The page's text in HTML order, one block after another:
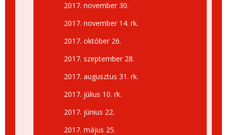
2017. november 30.
2017. november 14. rk.
2017. október 26.
2017. szeptember 28.
2017. augusztus 31. rk.
2017. július 10. rk.
2017. június 22.
2017. május 25.